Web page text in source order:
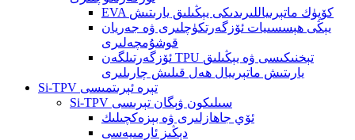
EVA كۆپۈك ماتېرىياللىرىدىكى يېڭىلىق يارىتىش
يېڭى ھېسسىيات ئۆزگەرتكۈچلىرى ۋە جەريان
قوشۇمچەلىرى
ئۆزگەرتىلگەن TPU تېخنىكىسى ۋە يېڭىلىق
يارىتىش ماتېرىيال ھەل قىلىش چارىلىرى
Si-TPV تېرە ئېرىتمىسى
Si-TPV سىلىكون ۋېگان تېرىسى
ئۆي جاھازلىرى ۋە بېزەكچىلىك
دېڭىز ئارمىيەسى